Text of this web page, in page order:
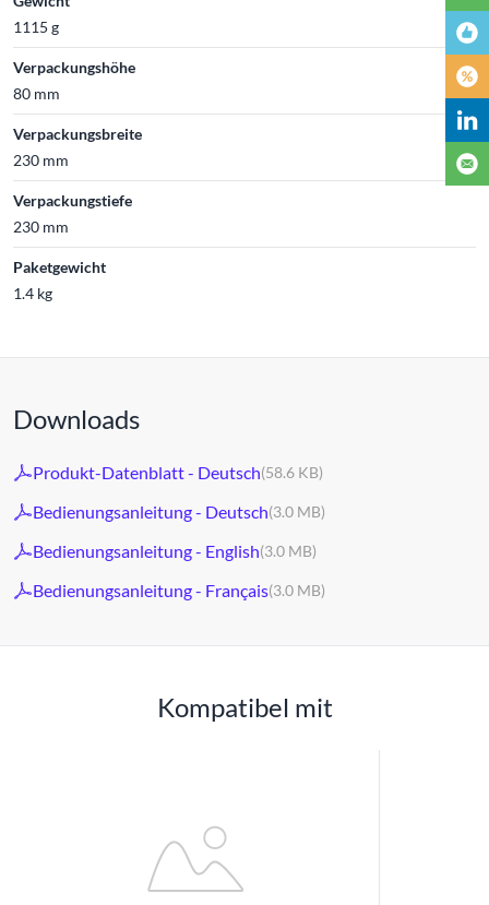
1115 g
Verpackungshöhe
80 mm
Verpackungsbreite
230 mm
Verpackungstiefe
230 mm
Paketgewicht
1.4 kg
Downloads
Produkt-Datenblatt - Deutsch(58.6 KB)
Bedienungsanleitung - Deutsch(3.0 MB)
Bedienungsanleitung - English(3.0 MB)
Bedienungsanleitung - Français(3.0 MB)
Kompatibel mit